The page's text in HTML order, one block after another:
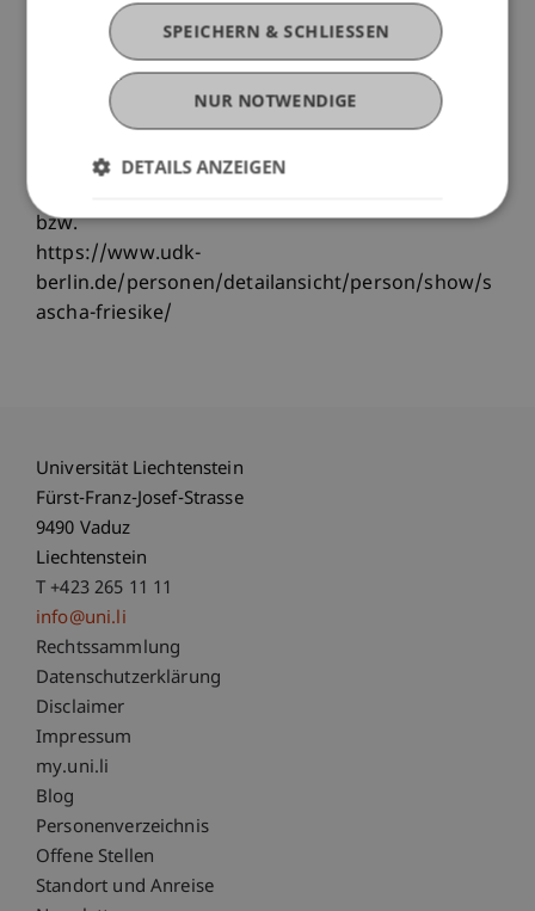
akademischen Forschung oder schaut sich an,
wie Kreative bestehende Konzepte remixen, um
Neues zu schaffen.
bzw.
https://www.udk-
berlin.de/personen/detailansicht/person/show/s
ascha-friesike/
Universität Liechtenstein
Fürst-Franz-Josef-Strasse
9490 Vaduz
Liechtenstein
T +423 265 11 11
info@uni.li
Fußzeile Rechtliche Hinweise
Rechtssammlung
Datenschutzerklärung
Disclaimer
Impressum
Fußzeile Subdomain-Verzeichnis
my.uni.li
Blog
Personenverzeichnis
Offene Stellen
Standort und Anreise
SPEICHERN & SCHLIESSEN
NUR NOTWENDIGE
DETAILS ANZEIGEN